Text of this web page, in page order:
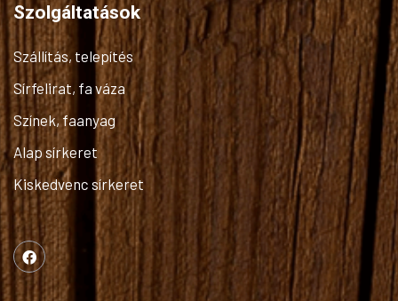
Szolgáltatások
Szállítás, telepítés
Sírfelirat, fa váza
Színek, faanyag
Alap sírkeret
Kiskedvenc sírkeret